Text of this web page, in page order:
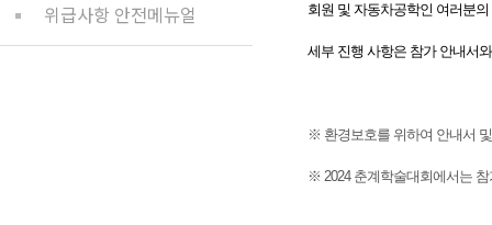
위급사항 안전메뉴얼 회원 및 자동차공학인 여러분
세부 진행 사항은 참가 안내서
※ 환경보호를 위하여 안내서
※ 2024 춘계학술대회에서는